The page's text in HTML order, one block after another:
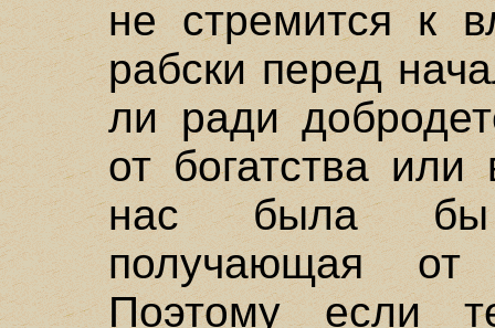
не стремится к
рабски перед
ли ради
от богатства или
нас была бы
получающая от
Поэтому если